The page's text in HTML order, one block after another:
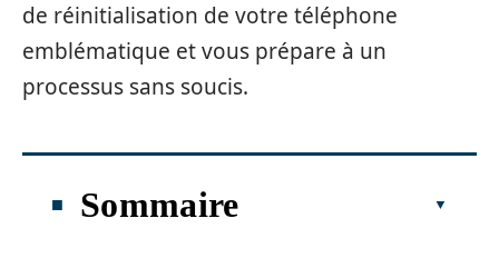
de réinitialisation de votre téléphone
emblématique et vous prépare à un
processus sans soucis.
Sommaire